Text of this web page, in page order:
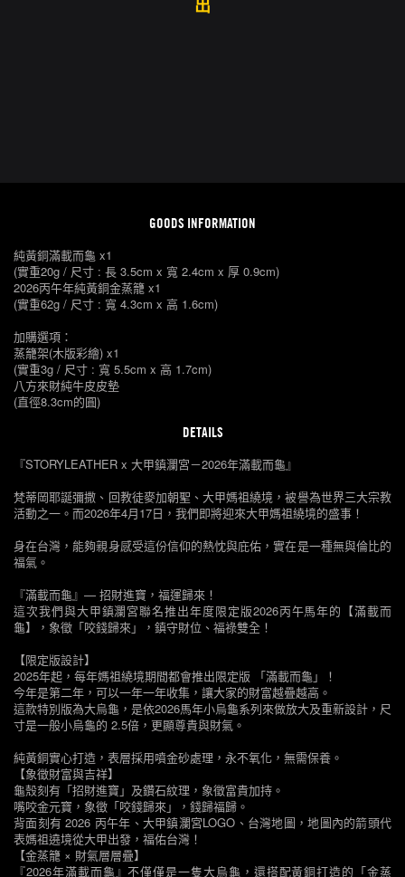
出
GOODS INFORMATION
純黃銅滿載而龜 x1
(實重20g / 尺寸 : 長 3.5cm x 寬 2.4cm x 厚 0.9cm)
2026丙午年純黃銅金蒸籠 x1
(實重62g / 尺寸 : 寬 4.3cm x 高 1.6cm)
加購選項：
蒸籠架(木版彩繪) x1
(實重3g / 尺寸 : 寬 5.5cm x 高 1.7cm)
八方來財純牛皮皮墊
(直徑8.3cm的圓)
DETAILS
『STORYLEATHER x 大甲鎮瀾宮－2026年滿載而龜』
梵蒂岡耶誕彌撒、回教徒麥加朝聖、大甲媽祖繞境，被譽為世界三大宗教
活動之一。而2026年4月17日，我們即將迎來大甲媽祖繞境的盛事！
身在台灣，能夠親身感受這份信仰的熱忱與庇佑，實在是一種無與倫比的
福氣。
『滿載而龜』— 招財進寶，福運歸來！
這次我們與大甲鎮瀾宮聯名推出年度限定版2026丙午馬年的【滿載而
龜】，象徵「咬錢歸來」，鎮守財位、福祿雙全！
【限定版設計】
2025年起，每年媽祖繞境期間都會推出限定版 「滿載而龜」！
今年是第二年，可以一年一年收集，讓大家的財富越疊越高。
這款特別版為大烏龜，是依2026馬年小烏龜系列來做放大及重新設計，尺
寸是一般小烏龜的 2.5倍，更顯尊貴與財氣。
純黃銅實心打造，表層採用噴金砂處理，永不氧化，無需保養。
【象徵財富與吉祥】
龜殼刻有「招財進寶」及鑽石紋理，象徵富貴加持。
嘴咬金元寶，象徵「咬錢歸來」，錢歸福歸。
背面刻有 2026 丙午年、大甲鎮瀾宮LOGO、台灣地圖，地圖內的箭頭代
表媽祖遶境從大甲出發，福佑台灣！
【金蒸籠 × 財氣層層疊】
『2026年滿載而龜』不僅僅是一隻大烏龜，還搭配黃銅打造的「金蒸